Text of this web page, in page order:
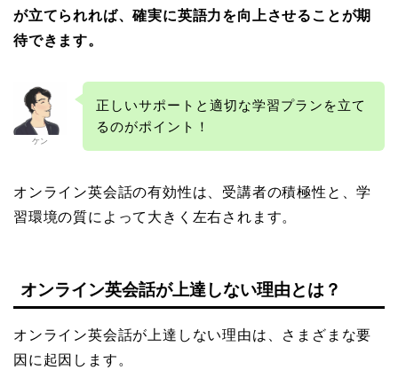
が立てられれば、確実に英語力を向上させることが期
待できます。
ケン
正しいサポートと適切な学習プランを立て
るのがポイント！
オンライン英会話の有効性は、受講者の積極性と、学
習環境の質によって大きく左右されます。
オンライン英会話が上達しない理由とは？
オンライン英会話が上達しない理由は、さまざまな要
因に起因します。